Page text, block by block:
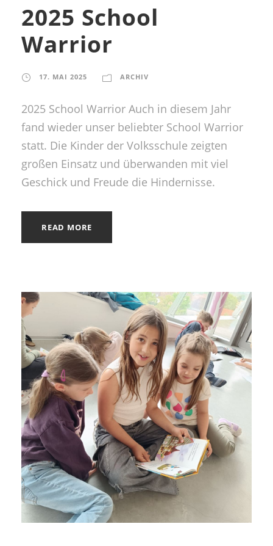
2025 School
Warrior
17. MAI 2025 ARCHIV
2025 School Warrior Auch in diesem Jahr
fand wieder unser beliebter School Warrior
statt. Die Kinder der Volksschule zeigten
großen Einsatz und überwanden mit viel
Geschick und Freude die Hindernisse.
READ MORE